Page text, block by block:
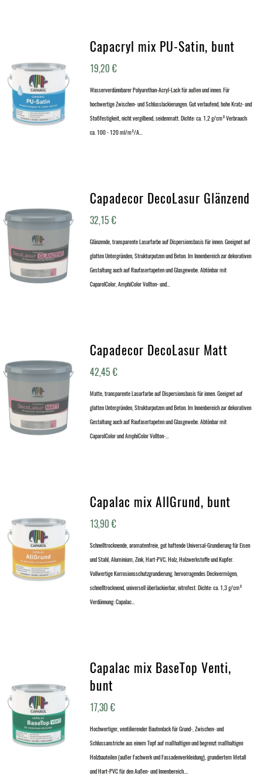
Capacryl mix PU-Satin, bunt
19,20€
Wasserverdünnbarer Polyurethan-Acryl-Lack für außen und innen. Für
hochwertige Zwischen- und Schlusslackierungen. Gut verlaufend, hohe Kratz- und
Stoßfestigkeit, nicht vergilbend, seidenmatt. Dichte: ca. 1,2 g/cm³ Verbrauch:
ca. 100 - 120 ml/m²/A…
Capadecor DecoLasur Glänzend
32,15€
Glänzende, transparente Lasurfarbe auf Dispersionsbasis für innen. Geeignet auf
glatten Untergründen, Strukturputzen und Beton. Im Innenbereich zur dekorativen
Gestaltung auch auf Raufasertapeten und Glasgewebe. Abtönbar mit
CaparolColor, AmphiColor Vollton- und…
Capadecor DecoLasur Matt
42,45€
Matte, transparente Lasurfarbe auf Dispersionsbasis für innen. Geeignet auf
glatten Untergründen, Strukturputzen und Beton. Im Innenbereich zur dekorativen
Gestaltung auch auf Raufasertapeten und Glasgewebe. Abtönbar mit
CaparolColor und AmphiColor Vollton-…
Capalac mix AllGrund, bunt
13,90€
Schnelltrocknende, aromatenfreie, gut haftende Universal-Grundierung für Eisen
und Stahl, Aluminium, Zink, Hart-PVC, Holz, Holzwerkstoffe und Kupfer.
Vollwertige Korrosionsschutzgrundierung, hervorragendes Deckvermögen,
schnelltrocknend, universell überlackierbar, nitrofest. Dichte: ca. 1,3 g/cm³
Verdünnung: Capalac…
Capalac mix BaseTop Venti,
bunt
17,30€
Hochwertiger, ventilierender Bautenlack für Grund-, Zwischen- und
Schlussanstriche aus einem Topf auf maßhaltigen und begrenzt maßhaltigen
Holzbauteilen (außer Fachwerk und Fassadenverkleidung), grundiertem Metall
und Hart-PVC für den Außen- und Innenbereich.…